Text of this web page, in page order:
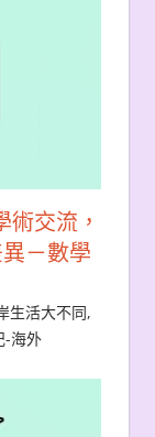
術交流，
－數學
生活大不同,
-海外